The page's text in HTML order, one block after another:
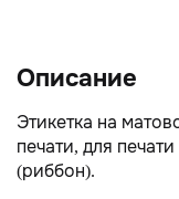
Описание
Этикетка на
печати, для
(риббон).